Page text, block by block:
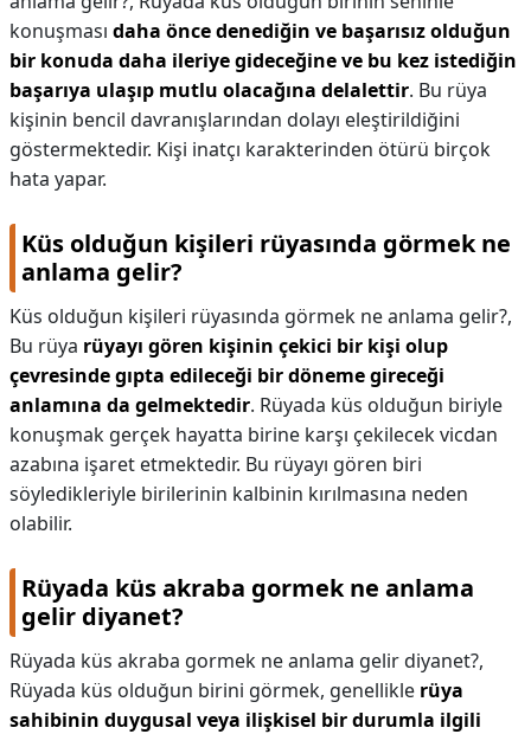
konuşması daha önce denediğin ve başarısız olduğun
bir konuda daha ileriye gideceğine ve bu kez istediğin
başarıya ulaşıp mutlu olacağına delalettir. Bu rüya
kişinin bencil davranışlarından dolayı eleştirildiğini
göstermektedir. Kişi inatçı karakterinden ötürü birçok
hata yapar.
Küs olduğun kişileri rüyasında görmek ne
anlama gelir?
Küs olduğun kişileri rüyasında görmek ne anlama gelir?,
Bu rüya rüyayı gören kişinin çekici bir kişi olup
çevresinde gıpta edileceği bir döneme gireceği
anlamına da gelmektedir. Rüyada küs olduğun biriyle
konuşmak gerçek hayatta birine karşı çekilecek vicdan
azabına işaret etmektedir. Bu rüyayı gören biri
söyledikleriyle birilerinin kalbinin kırılmasına neden
olabilir.
Rüyada küs akraba gormek ne anlama
gelir diyanet?
Rüyada küs akraba gormek ne anlama gelir diyanet?,
Rüyada küs olduğun birini görmek, genellikle rüya
sahibinin duygusal veya ilişkisel bir durumla ilgili